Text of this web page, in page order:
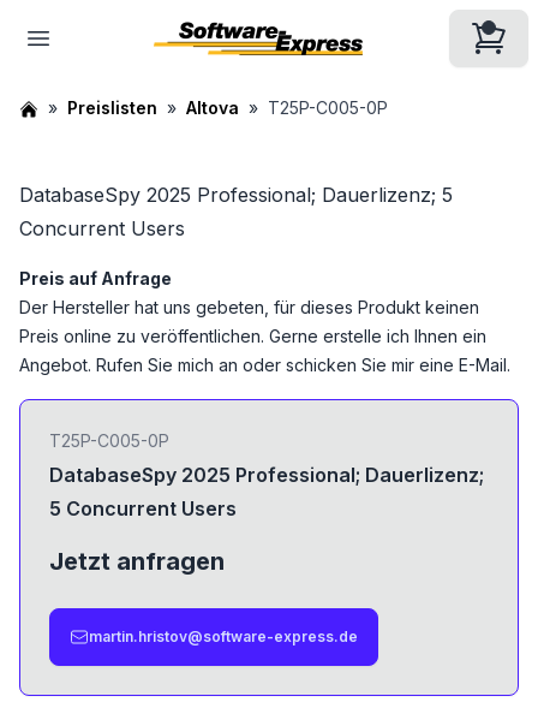
Preislisten Altova T25P-C005-0P
DatabaseSpy 2025 Professional; Dauerlizenz; 5
Concurrent Users
Preis auf Anfrage
Der Hersteller hat uns gebeten, für dieses Produkt keinen
Preis online zu veröffentlichen. Gerne erstelle ich Ihnen ein
Angebot. Rufen Sie mich an oder schicken Sie mir eine E-Mail.
T25P-C005-0P
DatabaseSpy 2025 Professional; Dauerlizenz;
5 Concurrent Users
Jetzt anfragen
martin.hristov@software-express.de